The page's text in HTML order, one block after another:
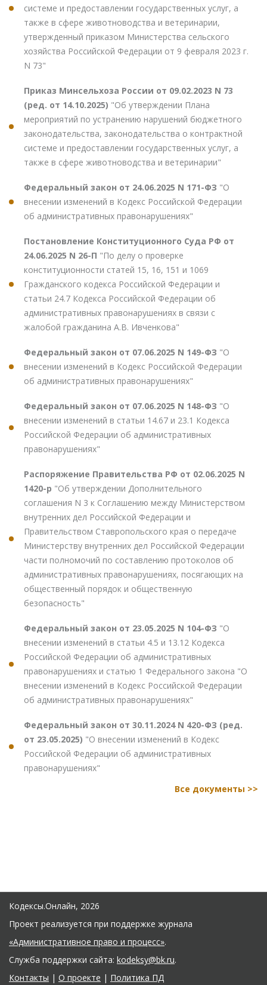
системе и предоставлении государственных услуг, а
также в сфере животноводства и ветеринарии,
утвержденный приказом Министерства сельского
хозяйства Российской Федерации от 9 февраля 2023 г.
N 73"
Приказ Минсельхоза России от 09.02.2023 N 73
(ред. от 14.10.2025) "Об утверждении Плана
мероприятий по устранению нарушений бюджетного
законодательства, законодательства о контрактной
системе и предоставлении государственных услуг, а
также в сфере животноводства и ветеринарии"
Федеральный закон от 24.06.2025 N 171-ФЗ "О
внесении изменений в Кодекс Российской Федерации
об административных правонарушениях"
Постановление Конституционного Суда РФ от
24.06.2025 N 26-П "По делу о проверке
конституционности статей 15, 16, 151 и 1069
Гражданского кодекса Российской Федерации и
статьи 24.7 Кодекса Российской Федерации об
административных правонарушениях в связи с
жалобой гражданина А.В. Ивченкова"
Федеральный закон от 07.06.2025 N 149-ФЗ "О
внесении изменений в Кодекс Российской Федерации
об административных правонарушениях"
Федеральный закон от 07.06.2025 N 148-ФЗ "О
внесении изменений в статьи 14.67 и 23.1 Кодекса
Российской Федерации об административных
правонарушениях"
Распоряжение Правительства РФ от 02.06.2025 N
1420-р "Об утверждении Дополнительного
соглашения N 3 к Соглашению между Министерством
внутренних дел Российской Федерации и
Правительством Ставропольского края о передаче
Министерству внутренних дел Российской Федерации
части полномочий по составлению протоколов об
административных правонарушениях, посягающих на
общественный порядок и общественную
безопасность"
Федеральный закон от 23.05.2025 N 104-ФЗ "О
внесении изменений в статьи 4.5 и 13.12 Кодекса
Российской Федерации об административных
правонарушениях и статью 1 Федерального закона "О
внесении изменений в Кодекс Российской Федерации
об административных правонарушениях"
Федеральный закон от 30.11.2024 N 420-ФЗ (ред.
от 23.05.2025) "О внесении изменений в Кодекс
Российской Федерации об административных
правонарушениях"
Все документы >>
Кодексы.Онлайн, 2026
Проект реализуется при поддержке журнала
«Административное право и процесс».
Служба поддержки сайта: kodeksy@bk.ru.
Контакты | О проекте | Политика ПД